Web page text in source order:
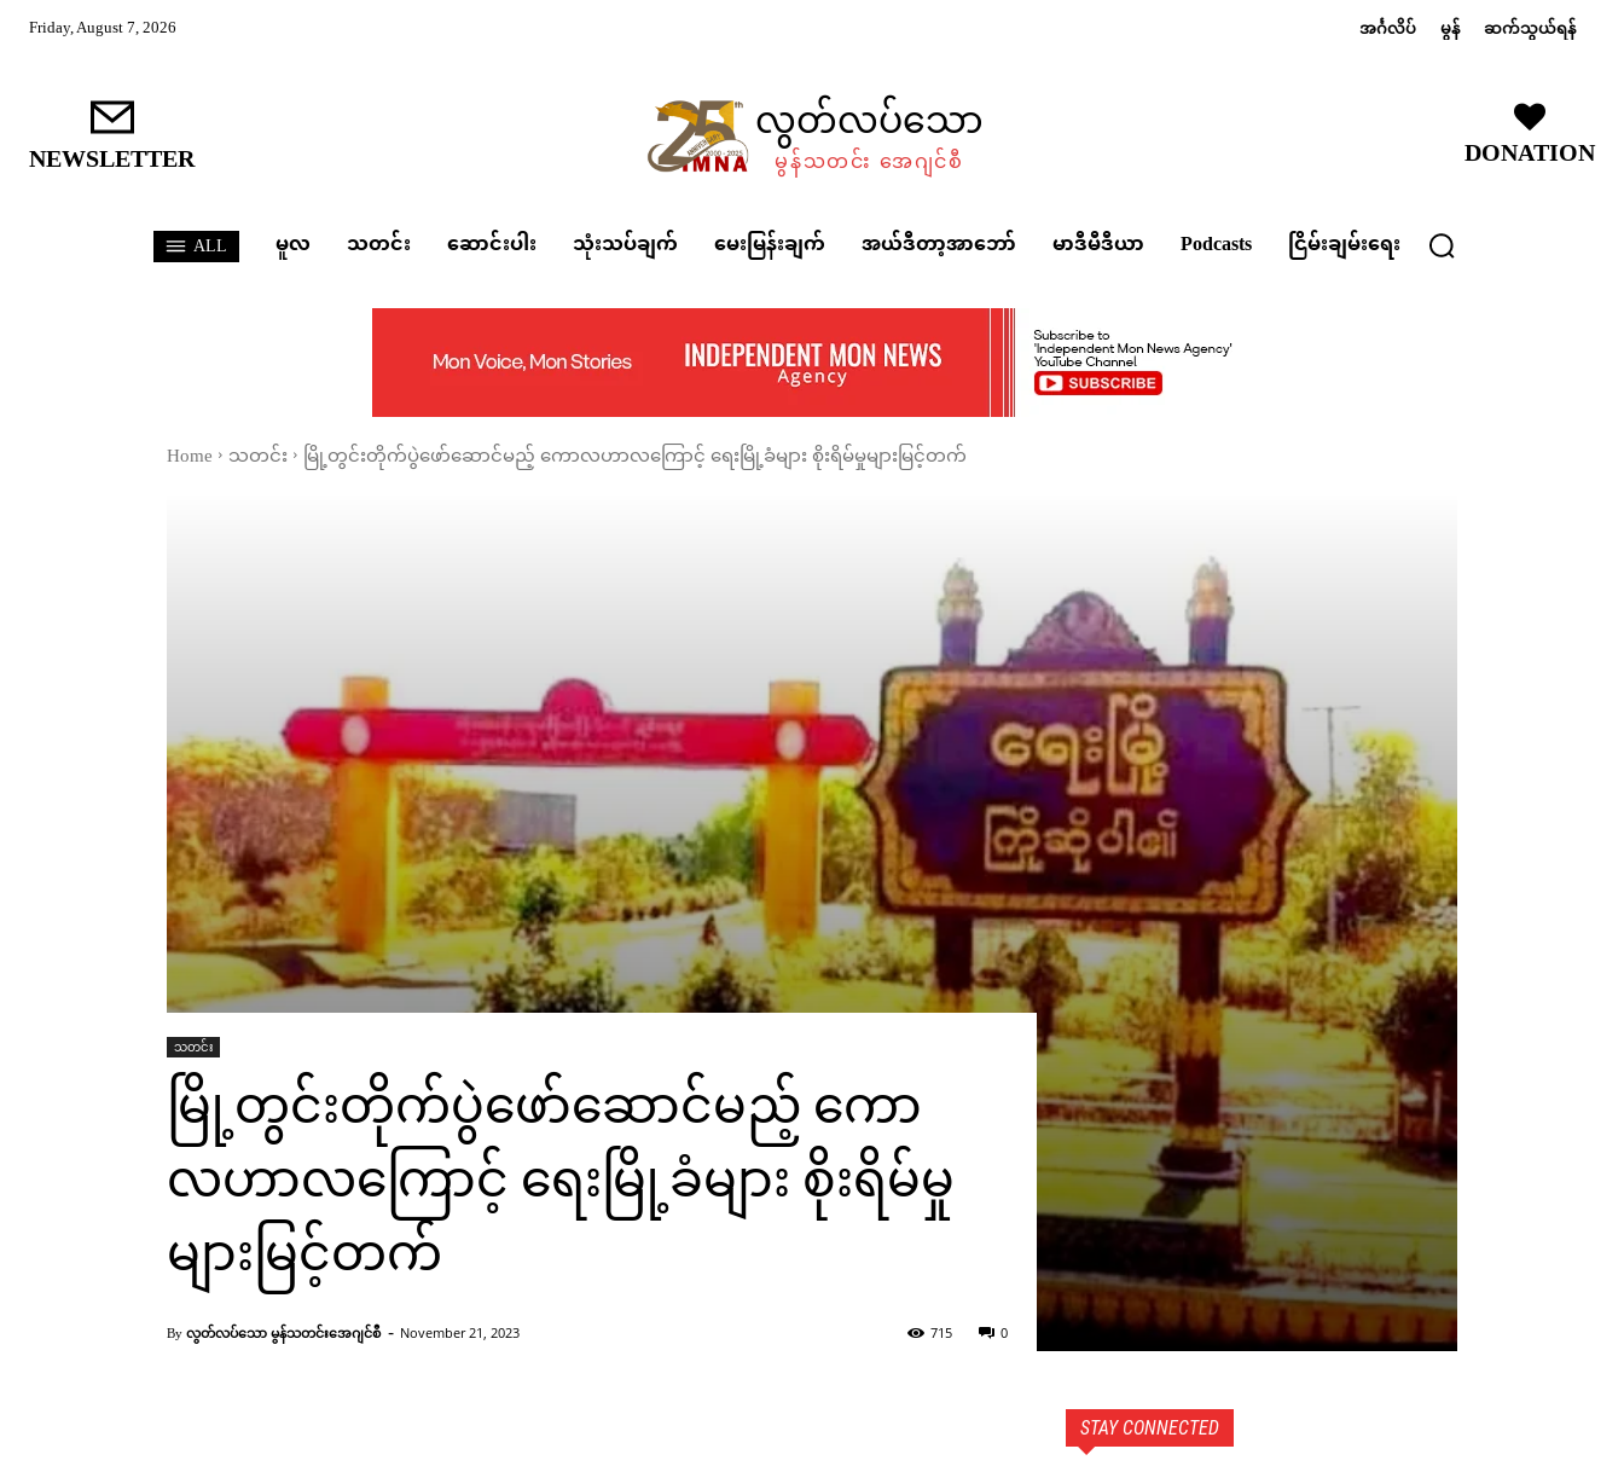
Friday, August 7, 2026 အင်္ဂလိပ် မွန် ဆက်သွယ်ရန်
NEWSLETTER လွတ်လပ်သော
မွန်သတင်း အေဂျင်စီ DONATION
ALL မူလ သတင်း ဆောင်းပါး သုံးသပ်ချက် မေးမြန်းချက် အယ်ဒီတာ့အာဘော် မာဒီမီဒီယာ Podcasts ငြိမ်းချမ်းရေး
Home သတင်း မြို့တွင်းတိုက်ပွဲဖော်ဆောင်မည့် ကောလဟာလကြောင့် ရေးမြို့ခံများ စိုးရိမ်မှုများမြင့်တက်
သတင်း
မြို့တွင်းတိုက်ပွဲဖော်ဆောင်မည့် ကော
လဟာလကြောင့် ရေးမြို့ခံများ စိုးရိမ်မှု
များမြင့်တက်
By လွတ်လပ်သော မွန်သတင်းအေဂျင်စီ - November 21, 2023 0
715
STAY CONNECTED